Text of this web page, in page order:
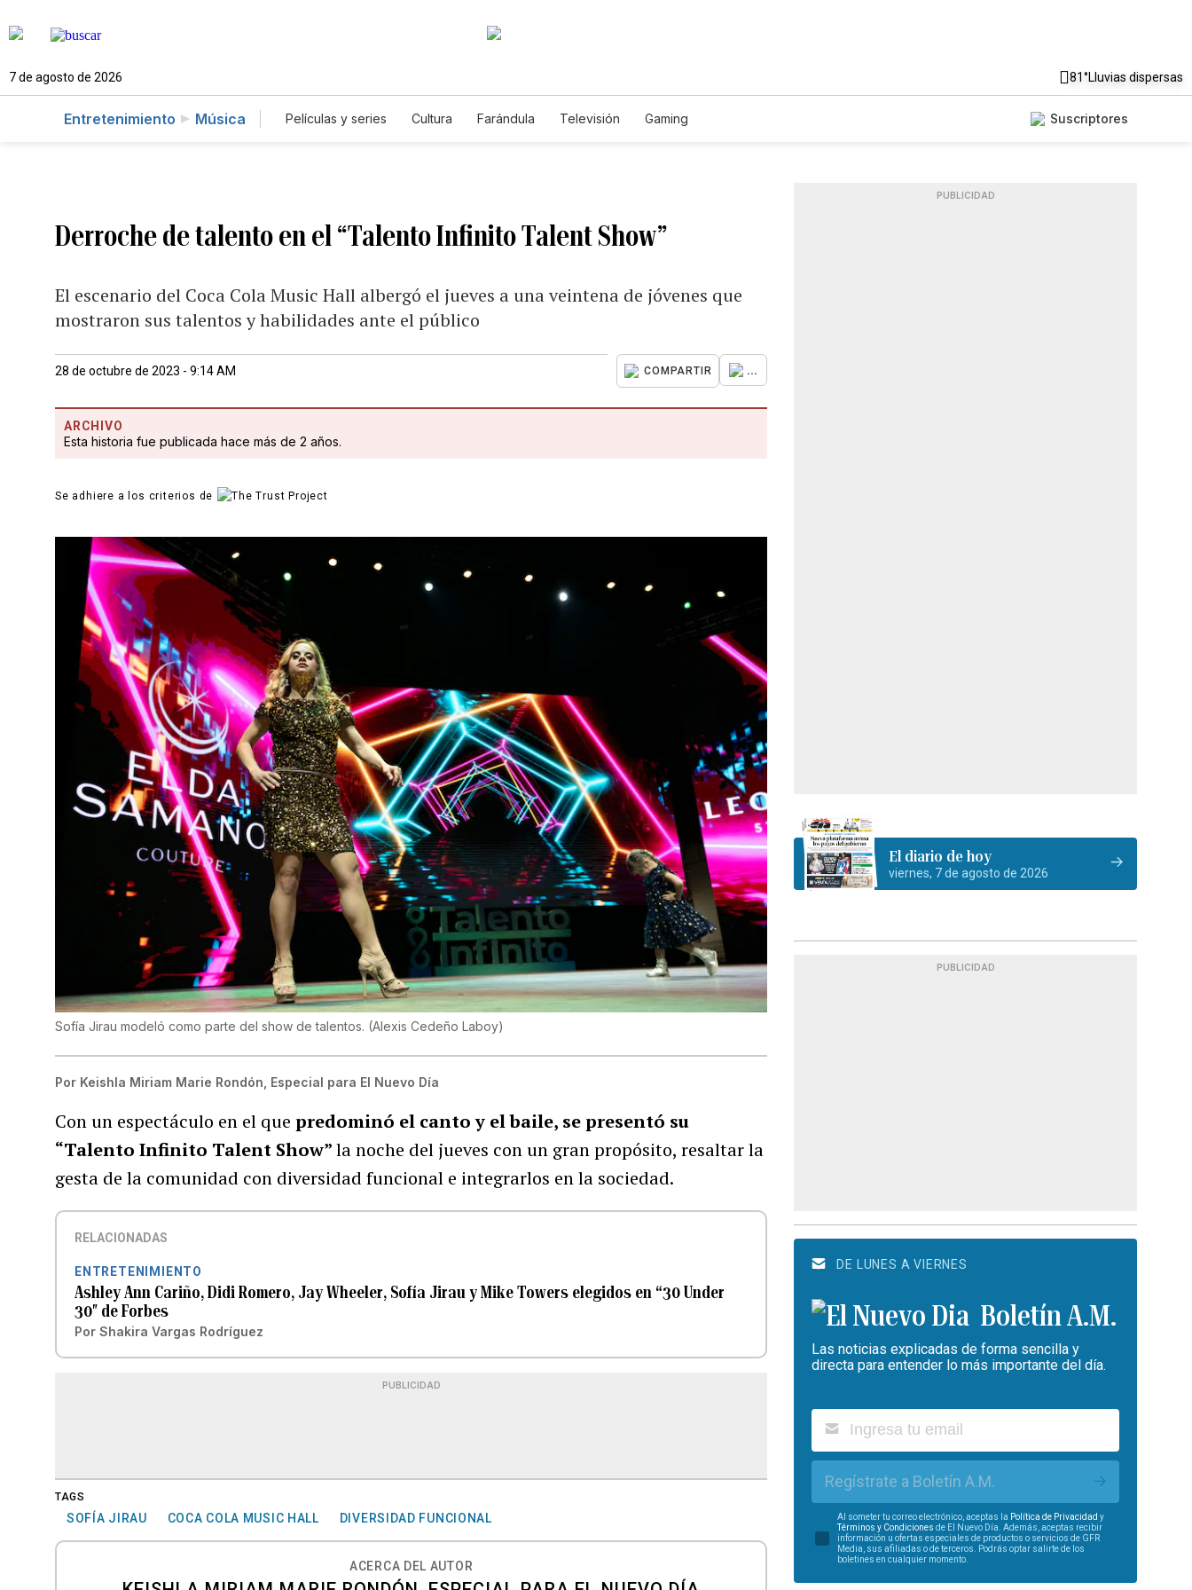
7 de agosto de 2026 81°Lluvias dispersas
Entretenimiento Música Películas y series Cultura Farándula Televisión Gaming Suscriptores
Derroche de talento en el “Talento Infinito Talent Show”
El escenario del Coca Cola Music Hall albergó el jueves a una veintena de jóvenes que
mostraron sus talentos y habilidades ante el público
28 de octubre de 2023 - 9:14 AM COMPARTIR ...
ARCHIVO
Esta historia fue publicada hace más de 2 años.
Se adhiere a los criterios de
Sofía Jirau modeló como parte del show de talentos. (Alexis Cedeño Laboy)
Por Keishla Miriam Marie Rondón, Especial para El Nuevo Día
Con un espectáculo en el quepredominó el canto y el baile, se presentó su
“Talento Infinito Talent Show”la noche del jueves con un gran propósito, resaltar la
gesta de la comunidad con diversidad funcional e integrarlos en la sociedad.
RELACIONADAS
ENTRETENIMIENTO
Ashley Ann Cariño, Didi Romero, Jay Wheeler, Sofía Jirau y Mike Towers elegidos en “30 Under
30″ de Forbes
Por Shakira Vargas Rodríguez
PUBLICIDAD
TAGS
SOFÍA JIRAU COCA COLA MUSIC HALL DIVERSIDAD FUNCIONAL
ACERCA DEL AUTOR
PUBLICIDAD
El diario de hoy
viernes, 7 de agosto de 2026
PUBLICIDAD
DE LUNES A VIERNES
Boletín A.M.
Las noticias explicadas de forma sencilla y
directa para entender lo más importante del día.
Regístrate a Boletín A.M.
Al someter tu correo electrónico, aceptas la Política de Privacidad y
Términos y Condiciones de El Nuevo Día. Además, aceptas recibir
información u ofertas especiales de productos o servicios de GFR
Media, sus afiliadas o de terceros. Podrás optar salirte de los
boletines en cualquier momento.